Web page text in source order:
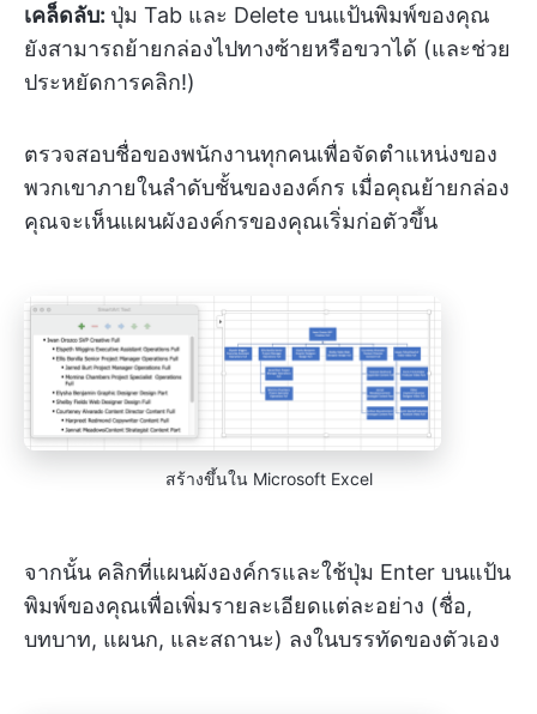
เคล็ดลับ: ปุ่ม Tab และ Delete บนแป้นพิมพ์ของคุณ
ยังสามารถย้ายกล่องไปทางซ้ายหรือขวาได้ (และช่วย
ประหยัดการคลิก!)
ตรวจสอบชื่อของพนักงานทุกคนเพื่อจัดตำแหน่งของ
พวกเขาภายในลำดับชั้นขององค์กร เมื่อคุณย้ายกล่อง
คุณจะเห็นแผนผังองค์กรของคุณเริ่มก่อตัวขึ้น
สร้างขึ้นใน Microsoft Excel
จากนั้น คลิกที่แผนผังองค์กรและใช้ปุ่ม Enter บนแป้น
พิมพ์ของคุณเพื่อเพิ่มรายละเอียดแต่ละอย่าง (ชื่อ,
บทบาท, แผนก, และสถานะ) ลงในบรรทัดของตัวเอง